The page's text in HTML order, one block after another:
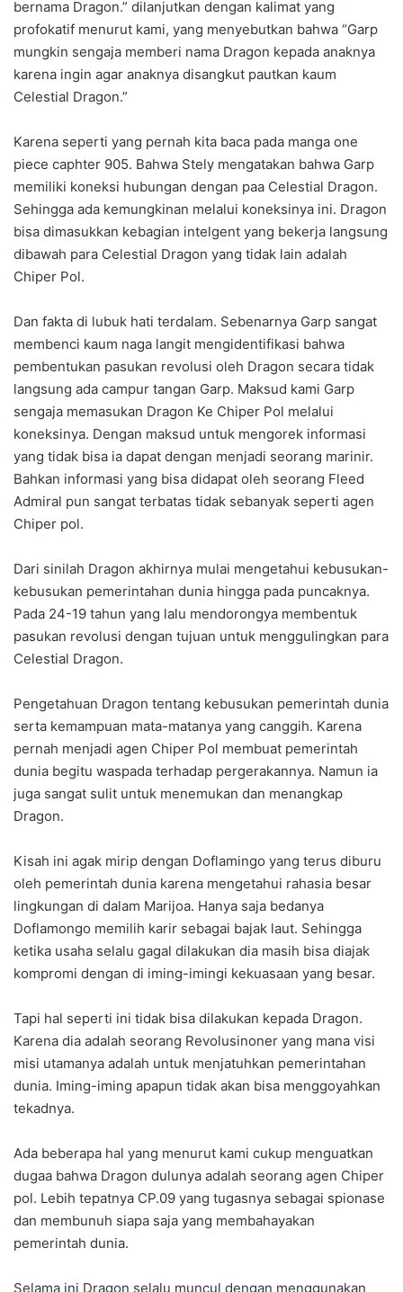
bernama Dragon.” dilanjutkan dengan kalimat yang
profokatif menurut kami, yang menyebutkan bahwa “Garp
mungkin sengaja memberi nama Dragon kepada anaknya
karena ingin agar anaknya disangkut pautkan kaum
Celestial Dragon.”
Karena seperti yang pernah kita baca pada manga one
piece caphter 905. Bahwa Stely mengatakan bahwa Garp
memiliki koneksi hubungan dengan paa Celestial Dragon.
Sehingga ada kemungkinan melalui koneksinya ini. Dragon
bisa dimasukkan kebagian intelgent yang bekerja langsung
dibawah para Celestial Dragon yang tidak lain adalah
Chiper Pol.
Dan fakta di lubuk hati terdalam. Sebenarnya Garp sangat
membenci kaum naga langit mengidentifikasi bahwa
pembentukan pasukan revolusi oleh Dragon secara tidak
langsung ada campur tangan Garp. Maksud kami Garp
sengaja memasukan Dragon Ke Chiper Pol melalui
koneksinya. Dengan maksud untuk mengorek informasi
yang tidak bisa ia dapat dengan menjadi seorang marinir.
Bahkan informasi yang bisa didapat oleh seorang Fleed
Admiral pun sangat terbatas tidak sebanyak seperti agen
Chiper pol.
Dari sinilah Dragon akhirnya mulai mengetahui kebusukan-
kebusukan pemerintahan dunia hingga pada puncaknya.
Pada 24-19 tahun yang lalu mendorongya membentuk
pasukan revolusi dengan tujuan untuk menggulingkan para
Celestial Dragon.
Pengetahuan Dragon tentang kebusukan pemerintah dunia
serta kemampuan mata-matanya yang canggih. Karena
pernah menjadi agen Chiper Pol membuat pemerintah
dunia begitu waspada terhadap pergerakannya. Namun ia
juga sangat sulit untuk menemukan dan menangkap
Dragon.
Kisah ini agak mirip dengan Doflamingo yang terus diburu
oleh pemerintah dunia karena mengetahui rahasia besar
lingkungan di dalam Marijoa. Hanya saja bedanya
Doflamongo memilih karir sebagai bajak laut. Sehingga
ketika usaha selalu gagal dilakukan dia masih bisa diajak
kompromi dengan di iming-imingi kekuasaan yang besar.
Tapi hal seperti ini tidak bisa dilakukan kepada Dragon.
Karena dia adalah seorang Revolusinoner yang mana visi
misi utamanya adalah untuk menjatuhkan pemerintahan
dunia. Iming-iming apapun tidak akan bisa menggoyahkan
tekadnya.
Ada beberapa hal yang menurut kami cukup menguatkan
dugaa bahwa Dragon dulunya adalah seorang agen Chiper
pol. Lebih tepatnya CP.09 yang tugasnya sebagai spionase
dan membunuh siapa saja yang membahayakan
pemerintah dunia.
Selama ini Dragon selalu muncul dengan menggunakan